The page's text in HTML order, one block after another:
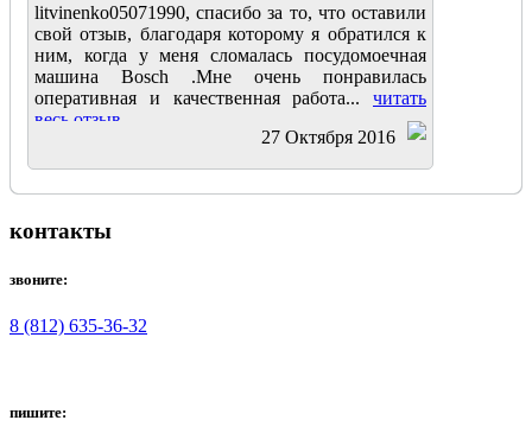
litvinenko05071990, спасибо за то, что оставили
свой отзыв, благодаря которому я обратился к
ним, когда у меня сломалась посудомоечная
машина Bosch .Мне очень понравилась
оперативная и качественная работа... читать
весь отзыв
27 Октября 2016
контакты
звоните:
8 (812) 635-36-32
пишите: